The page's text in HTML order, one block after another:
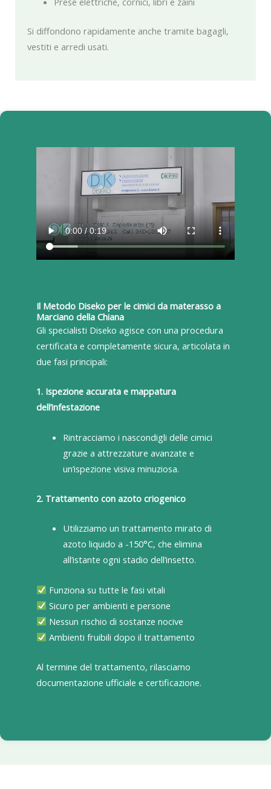
Si diffondono rapidamente anche tramite bagagli,
vestiti e arredi usati.
Il Metodo Diseko per le cimici da materasso a
Marciano della Chiana
Gli specialisti Diseko agisce con una procedura
certificata e completamente sicura, articolata in
due fasi principali:
1. Ispezione accurata e mappatura
dell’infestazione
Rintracciamo i nascondigli delle cimici
grazie a attrezzature avanzate e
un’ispezione visiva minuziosa.
2. Trattamento con azoto criogenico
Utilizziamo un trattamento mirato di
azoto liquido a -150°C, che elimina
all’istante ogni stadio dell’insetto.
Funziona su tutte le fasi vitali
Sicuro per ambienti e persone
Nessun rischio di sostanze nocive
Ambienti fruibili dopo il trattamento
Al termine del trattamento, rilasciamo
documentazione ufficiale e certificazione.